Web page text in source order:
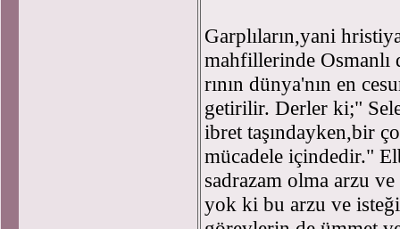
Garplıların,yani
mahfillerinde Osmanlı
rının dünya'nın en
getirilir. Derler ki;"
ibret taşındayken,bir
mücadele içindedir."
sadrazam olma arzu
yok ki bu arzu ve